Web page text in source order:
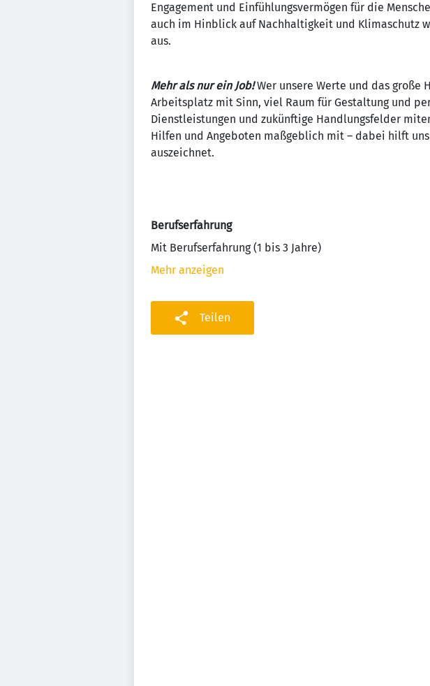
Engagement und Einfühlungsvermögen für die
auch im Hinblick auf Nachhaltigkeit und Klimaschutz
aus.
Mehr als nur ein Job!Wer unsere Werte und das große
Arbeitsplatz mit Sinn, viel Raum für Gestaltung und
Dienstleistungen und zukünftige Handlungsfelder
Hilfen und Angeboten maßgeblich mit – dabei hilft
auszeichnet.
Berufserfahrung
Mit Berufserfahrung (1 bis 3 Jahre)
Mehr anzeigen
Teilen